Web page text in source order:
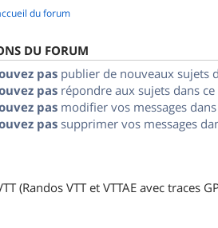
du forum
DU FORUM
pas publier de nouveaux sujets
pas répondre aux sujets dans
pas modifier vos messages
pas supprimer vos messages
(Randos VTT et VTTAE avec traces